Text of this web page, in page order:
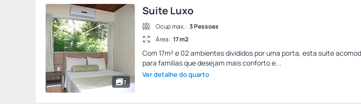
7
Suite Luxo
Ocup.max.: 3 Pessoas
Área: 17 m2
Com 17m² e 02 ambientes divididos por uma porta, esta suíte
para famílias que desejam mais conforto e...
Ver detalhe do quarto